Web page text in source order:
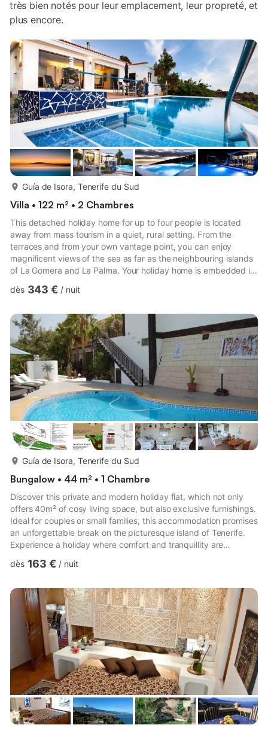
très bien notés pour leur emplacement, leur propreté, et
plus encore.
Guía de Isora, Tenerife du Sud
Villa • 122 m² • 2 Chambres
This detached holiday home for up to four people is located
away from mass tourism in a quiet, rural setting. From the
terraces and from your own vantage point, you can enjoy
magnificent views of the sea as far as the neighbouring islands
of La Gomera and La Palma. Your holiday home is embedded in
2,000 m². In the outdoor area of the house you have a
the fascinating surroundings. On the spacious terrace you can
enjoy spectacular sunsets, depending on the season, ove...
dès 343 € / nuit
Guía de Isora, Tenerife du Sud
Bungalow • 44 m² • 1 Chambre
Discover this private and modern holiday flat, which not only
offers 40m² of cosy living space, but also exclusive furnishings.
Ideal for couples or small families, this accommodation promises
an unforgettable break on the picturesque island of Tenerife.
Experience a holiday where comfort and tranquillity are
designed living area, which includes a comfortable sofa bed, a
This is equipped with everything your heart desires: a 4-ring
ceramic hob, fridge, coffee machine and mu...
dès 163 € / nuit